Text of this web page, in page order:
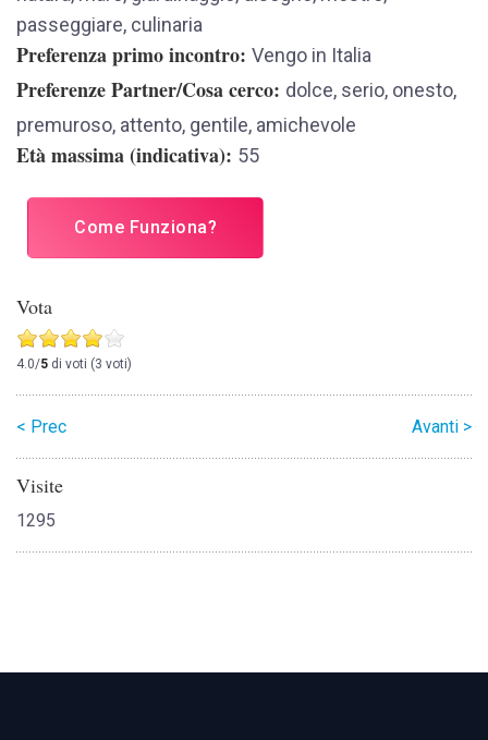
passeggiare, culinaria
Preferenza primo incontro Vengo in Italia
Preferenze Partner/Cosa cerco dolce, serio, onesto,
premuroso, attento, gentile, amichevole
Età massima (indicativa) 55
Come Funziona?
Vota
4.0/5 di voti (3 voti)
< Prec Avanti >
Visite
1295